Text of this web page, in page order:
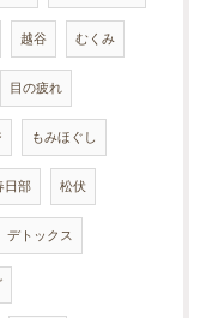
越谷 むくみ
目の疲れ
もみほぐし
日部 松伏
デトックス